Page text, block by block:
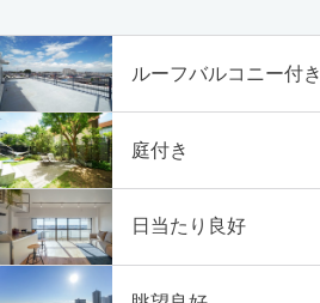
ルーフバルコニー付き
庭付き
日当たり良好